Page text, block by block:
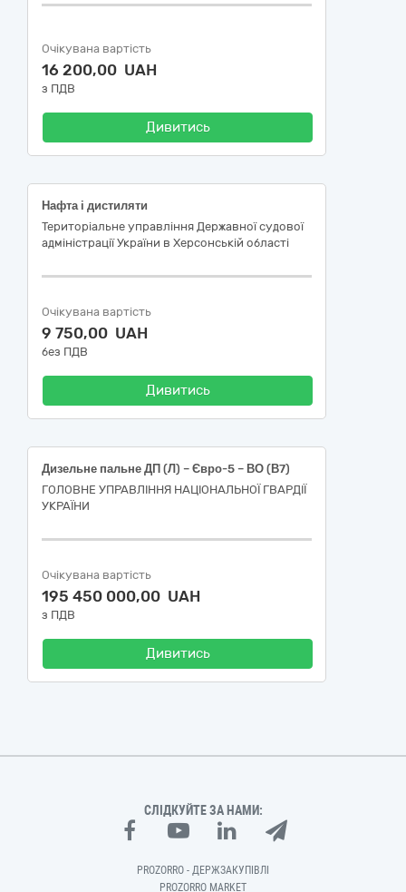
Очікувана вартість
16 200,00 UAH
з ПДВ
Дивитись
Нафта і дистиляти
Територіальне управління Державної судової
адміністрації України в Херсонській області
Очікувана вартість
9 750,00 UAH
без ПДВ
Дивитись
Дизельне пальне ДП (Л) – Євро-5 – ВО (В7)
ГОЛОВНЕ УПРАВЛІННЯ НАЦІОНАЛЬНОЇ ГВАРДІЇ
УКРАЇНИ
Очікувана вартість
195 450 000,00 UAH
з ПДВ
Дивитись
СЛІДКУЙТЕ ЗА НАМИ:
PROZORRO - ДЕРЖЗАКУПІВЛІ
PROZORRO MARKET